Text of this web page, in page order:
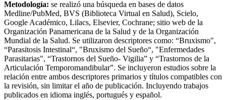
Metodología: se realizó una búsqueda en bases de datos
Medline/PubMed, BVS (Biblioteca Virtual en Salud), Scielo,
Google Académico, Lilacs, Elsevier, Cochrane; sitio web de la
Organización Panamericana de la Salud y de la Organización
Mundial de la Salud. Se utilizaron descriptores como: “Bruxismo",
“Parasitosis Intestinal“, "Bruxismo del Sueño“, "Enfermedades
Parasitarias", “Trastornos del Sueño- Vigilia” y “Trastornos de la
Articulación Temporomandibular”. Se incluyeron estudios sobre la
relación entre ambos descriptores primarios y títulos compatibles con
la revisión, sin limitar el año de publicación. Incluyendo trabajos
publicados en idioma inglés, portugués y español.